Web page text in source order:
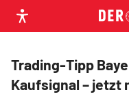
Trading-Tipp
Kaufsignal – jetzt